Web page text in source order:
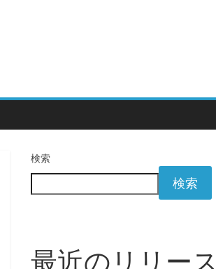
検索
検索
最近のリリース